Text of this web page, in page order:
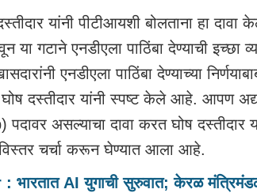
यांनी पीटीआयशी बोलताना हा
या गटाने एनडीएला पाठिंबा देण्याची
एनडीएला पाठिंबा देण्याच्या
दस्तीदार यांनी स्पष्ट केले आहे. आपण
असल्याचा दावा करत घोष दस्तीदार
चर्चा करून घेण्यात आला आहे.
AI युगाची सुरुवात; केरळ